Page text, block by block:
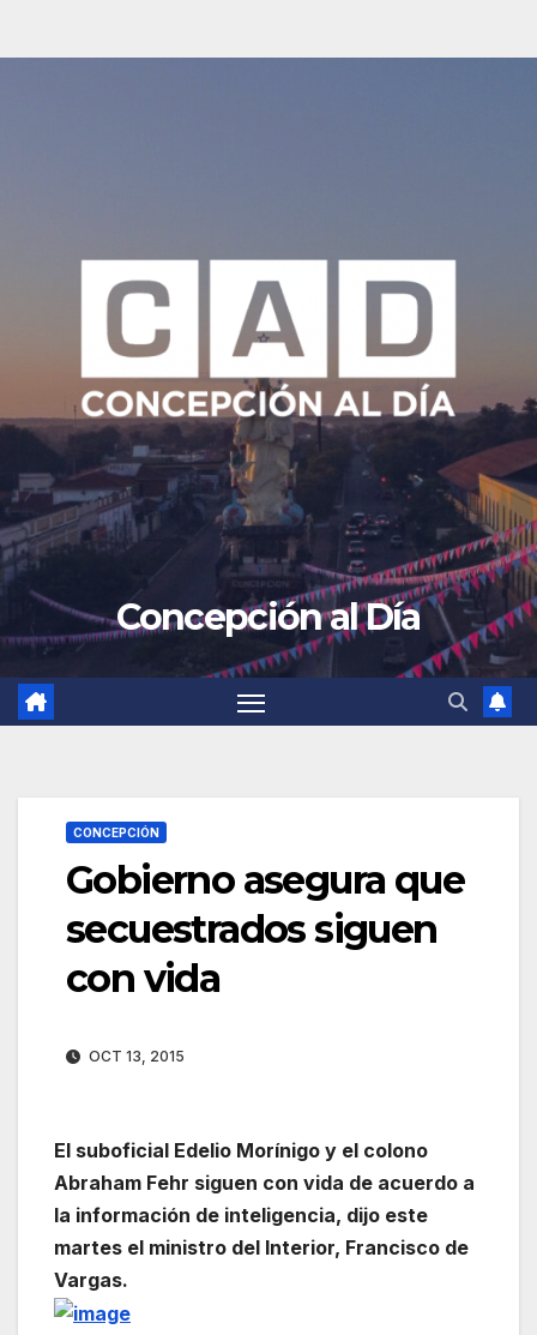
Concepción al Día
CONCEPCIÓN
Gobierno asegura que
secuestrados siguen
con vida
OCT 13, 2015
El suboficial Edelio Morínigo y el colono
Abraham Fehr siguen con vida de acuerdo a
la información de inteligencia, dijo este
martes el ministro del Interior, Francisco de
Vargas.